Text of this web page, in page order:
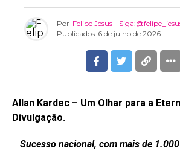
Por Felipe Jesus -
Publicados 6 de julho de 2026
Allan Kardec – Um Olhar para a
Divulgação.
Sucesso nacional, com mais de